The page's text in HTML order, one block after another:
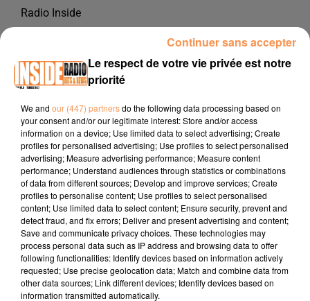
Radio Inside
PODCAST DU VENDREDI 26 JUIN
Podcast du vendredi 26 juin - Coupe du monde FIFA 2026
TITRES DIFFUSÉS
20h44
20h44 20h39
20h39 20h37
20h37
Le respect de votre vie privée est notre
priorité
We and our (447) partnersdo the following data processing based on
your consent and/or our legitimate interest: Store and/or access
information on a device; Use limited data to select advertising; Create
profiles for personalised advertising; Use profiles to select personalised
advertising; Measure advertising performance; Measure content
performance; Understand audiences through statistics or combinations
of data from different sources; Develop and improve services; Create
profiles to personalise content; Use profiles to select personalised
content; Use limited data to select content; Ensure security, prevent and
detect fraud, and fix errors; Deliver and present advertising and content;
Save and communicate privacy choices. These technologies may
process personal data such as IP address and browsing data to offer
following functionalities: Identify devices based on information actively
requested; Use precise geolocation data; Match and combine data from
other data sources; Link different devices; Identify devices based on
information transmitted automatically.
Continuer sans accepter